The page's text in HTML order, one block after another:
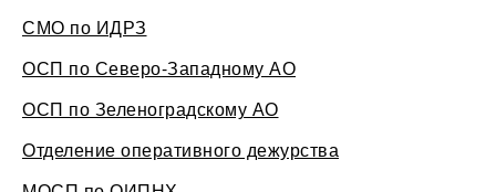
СМО по ИДРЗ
ОСП по Северо-Западному АО
ОСП по Зеленоградскому АО
Отделение оперативного дежурства